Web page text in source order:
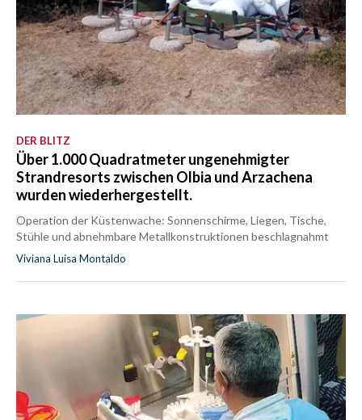
DER BLITZ
Über 1.000 Quadratmeter ungenehmigter
Strandresorts zwischen Olbia und Arzachena
wurden wiederhergestellt.
Operation der Küstenwache: Sonnenschirme, Liegen, Tische,
Stühle und abnehmbare Metallkonstruktionen beschlagnahmt
Viviana Luisa Montaldo